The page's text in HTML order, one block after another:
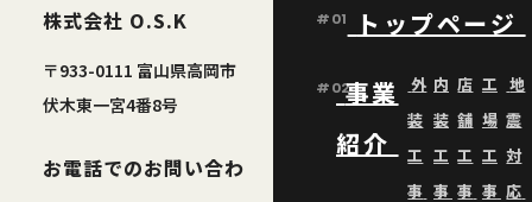
株式会社 O.S.K
〒933-0111 富山県高岡市
伏木東一宮4番8号
お電話でのお問い合わ
#01 トップページ
#02事業
紹介
外
装
工
事
内
装
工
事
店
舗
工
事
工
場
工
事
地
震
対
応